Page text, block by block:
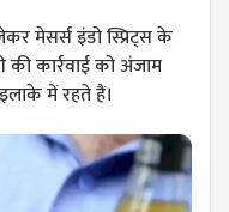
मेसर्स इंडो स्प्रिट्स के
की कार्रवाई को अंजाम
में रहते हैं।